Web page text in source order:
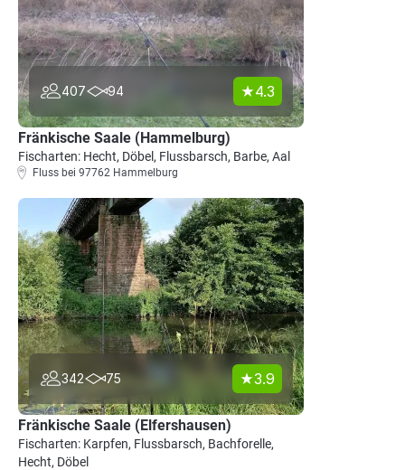
407 94 4.3
Fränkische Saale (Hammelburg)
Fischarten: Hecht, Döbel, Flussbarsch, Barbe, Aal
Fluss bei 97762 Hammelburg
342 75 3.9
Fränkische Saale (Elfershausen)
Fischarten: Karpfen, Flussbarsch, Bachforelle,
Hecht, Döbel